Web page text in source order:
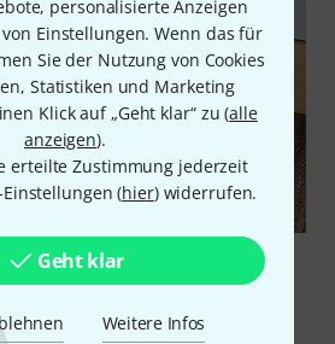
personalisierte Anzeigen
Einstellungen. Wenn das für
Sie der Nutzung von Cookies
Statistiken und Marketing
Klick auf „Geht klar“ zu (alle
anzeigen).
erteilte Zustimmung jederzeit
(hier) widerrufen.
Geht klar
Weitere Infos